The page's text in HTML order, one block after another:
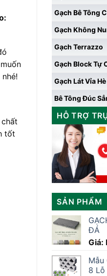
tốt
Gạch Bê Tông
Gạch Không
Gạch Terrazzo
Gạch Block Tự
Gạch Lát Vỉa Hè
Bê Tông Đúc
HỖ TRỢ
SẢN PHẨM
ĐÁ
Giá:
Mẫu
8 Lỗ